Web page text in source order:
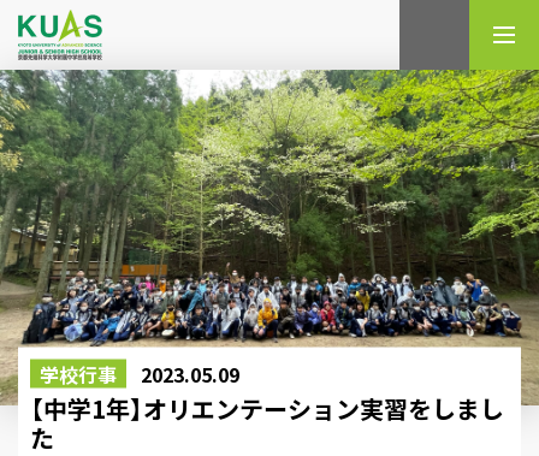
検索
学校行事 2023.05.09
【中学1年】オリエンテーション実習をしまし
た